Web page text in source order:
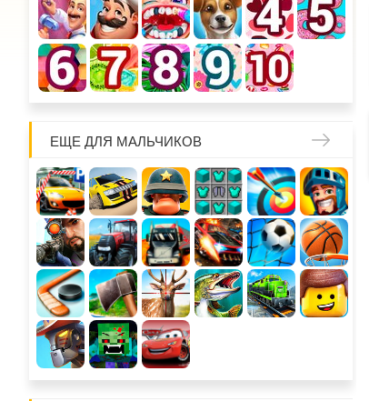
ЕЩЕ ДЛЯ МАЛЬЧИКОВ